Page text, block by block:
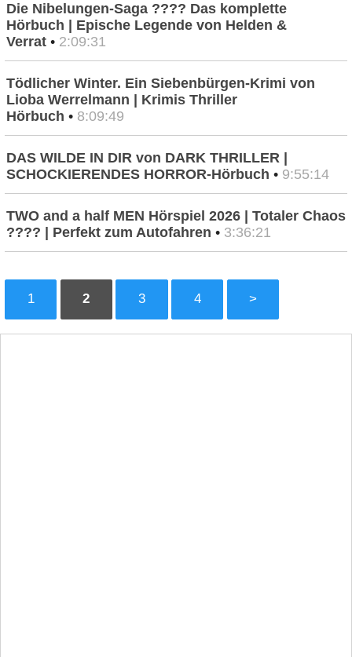
Die Nibelungen-Saga ???? Das komplette
Hörbuch | Epische Legende von Helden &
Verrat • 2:09:31
Tödlicher Winter. Ein Siebenbürgen-Krimi von
Lioba Werrelmann | Krimis Thriller
Hörbuch • 8:09:49
DAS WILDE IN DIR von DARK THRILLER |
SCHOCKIERENDES HORROR-Hörbuch • 9:55:14
TWO and a half MEN Hörspiel 2026 | Totaler Chaos
???? | Perfekt zum Autofahren • 3:36:21
1 2 3 4 >